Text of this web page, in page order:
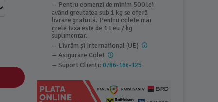
— Pentru comenzi de minim 500 lei
având greutatea sub 1 kg se oferă
livrare gratuită. Pentru colete mai
grele taxa este de 1 Leu / kg
suplimentar.
— Livrăm și Internațional (UE)
— Asigurare Colet
— Suport Clienți:0786-166-125